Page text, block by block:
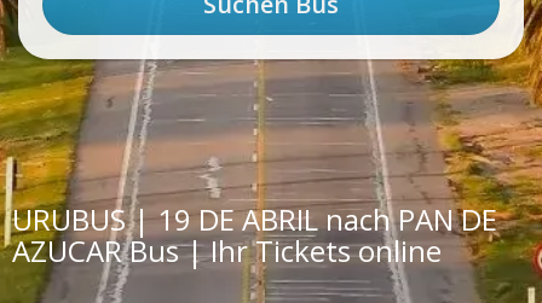
URUBUS | 19 DE ABRIL nach PAN DE
AZUCAR Bus | Ihr Tickets online